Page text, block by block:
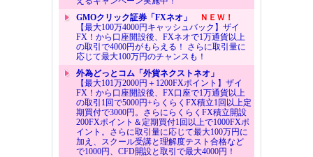
GMOクリック証券「FXネオ」
ＮＥＷ！
【最大100万4000円キャッシュバック】ザイ
FX！から口座開設後、FXネオで1万通貨以上
の取引で4000円がもらえる！ さらに取引量に
応じて最大100万円のチャンスも！
外為どっとコム「外貨ネクストネオ」
【最大101万2000円＋1200FXポイント】ザイ
FX！から口座開設後、FX口座で1万通貨以上
の取引1回で5000円+らくらくFX積立1回以上定
期買付で3000円。さらにらくらくFX積立開設
200FXポイント＆定期買付1回以上で1000FXポ
イント。さらに取引量に応じて最大100万円に
加え、スクール受講と理解度テスト合格など
で1000円、CFD開設と取引で最大4000円！